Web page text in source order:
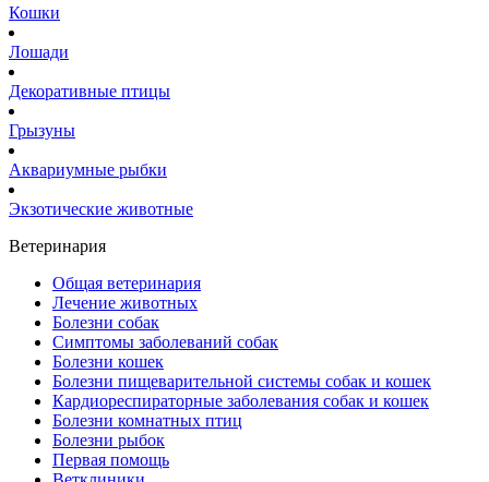
Кошки
Лошади
Декоративные птицы
Грызуны
Аквариумные рыбки
Экзотические животные
Ветеринария
Общая ветеринария
Лечение животных
Болезни собак
Симптомы заболеваний собак
Болезни кошек
Болезни пищеварительной системы собак и кошек
Кардиореспираторные заболевания собак и кошек
Болезни комнатных птиц
Болезни рыбок
Первая помощь